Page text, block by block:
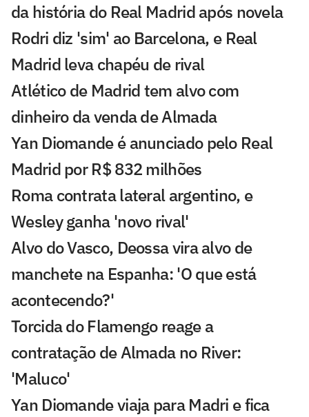
da história do Real Madrid após novela
Rodri diz 'sim' ao Barcelona, e Real
Madrid leva chapéu de rival
Atlético de Madrid tem alvo com
dinheiro da venda de Almada
Yan Diomande é anunciado pelo Real
Madrid por R$ 832 milhões
Roma contrata lateral argentino, e
Wesley ganha 'novo rival'
Alvo do Vasco, Deossa vira alvo de
manchete na Espanha: 'O que está
acontecendo?'
Torcida do Flamengo reage a
contratação de Almada no River:
'Maluco'
Yan Diomande viaja para Madri e fica